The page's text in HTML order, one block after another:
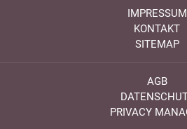
IMPRESSUM
KONTAKT
SITEMAP
AGB
PRIVACY